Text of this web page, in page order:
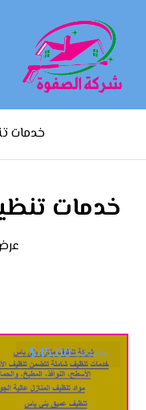
خدمات
خدمات
$60.00
$45.00